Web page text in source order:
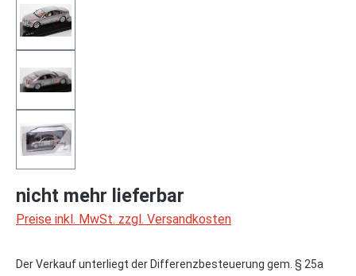
nicht mehr lieferbar
Preise inkl. MwSt. zzgl. Versandkosten
Der Verkauf unterliegt der Differenzbesteuerung gem. § 25a